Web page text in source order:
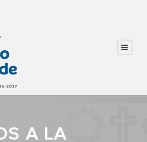
A LA